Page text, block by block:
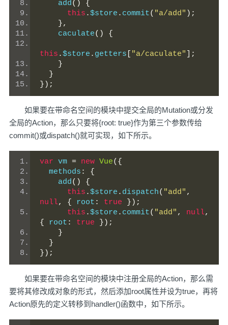
    add
()
{
this .$store . commit( "a/add" );
},
    caculate
() {
this .$store . getters "a/caculate"
];
}
}
});
如果要在带命名空间的模块中提交全局的Mutation或分发
全局的Action，那么只要将{root: true}作为第三个参数传给
commit()或dispatch()就可实现，如下所示。
var vm = new Vue({
  methods
:
{
    add
()
{
this .$store . dispatch( "add" ,
null, { root : true
});
this .$store . commit( "add" , null,
{
root : true
});
}
}
});
如果要在带命名空间的模块中注册全局的Action，那么需
要将其修改成对象的形式，然后添加root属性并设为true，再将
Action原先的定义转移到handler()函数中，如下所示。